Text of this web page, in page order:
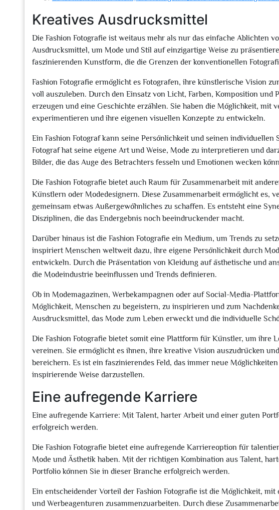
Kreatives Ausdrucksmittel
Die Fashion Fotografie ist weitaus mehr als nur das einfache Ablichten
Ausdrucksmittel, um Mode und Stil auf einzigartige Weise zu
faszinierenden Kunstform, die die Grenzen der konventionellen
Fashion Fotografie ermöglicht es Fotografen, ihre künstlerische Vision
voll auszuleben. Durch den Einsatz von Licht, Farben, Komposition und
erzeugen und eine Geschichte erzählen. Sie haben die Möglichkeit, mit
experimentieren und ihre eigenen visuellen Konzepte zu entwickeln.
Ein Fashion Fotograf kann seine Persönlichkeit und seinen individuellen
Fotograf hat seine eigene Art und Weise, Mode zu interpretieren und
Bilder, die das Auge des Betrachters fesseln und Emotionen wecken
Die Fashion Fotografie bietet auch Raum für Zusammenarbeit mit
Künstlern oder Modedesignern. Diese Zusammenarbeit ermöglicht es,
gemeinsam etwas Außergewöhnliches zu schaffen. Es entsteht eine
Disziplinen, die das Endergebnis noch beeindruckender macht.
Darüber hinaus ist die Fashion Fotografie ein Medium, um Trends zu
inspiriert Menschen weltweit dazu, ihre eigene Persönlichkeit durch
entwickeln. Durch die Präsentation von Kleidung auf ästhetische und
die Modeindustrie beeinflussen und Trends definieren.
Ob in Modemagazinen, Werbekampagnen oder auf Social-Media-
Möglichkeit, Menschen zu begeistern, zu inspirieren und zum
Ausdrucksmittel, das Mode zum Leben erweckt und die individuelle
Die Fashion Fotografie bietet somit eine Plattform für Künstler, um ihre
vereinen. Sie ermöglicht es ihnen, ihre kreative Vision auszudrücken
bereichern. Es ist ein faszinierendes Feld, das immer neue
inspirierende Weise darzustellen.
Eine aufregende Karriere
Eine aufregende Karriere: Mit Talent, harter Arbeit und einer guten
erfolgreich werden.
Die Fashion Fotografie bietet eine aufregende Karriereoption für
Mode und Ästhetik haben. Mit der richtigen Kombination aus Talent,
Portfolio können Sie in dieser Branche erfolgreich werden.
Ein entscheidender Vorteil der Fashion Fotografie ist die Möglichkeit,
und Werbeagenturen zusammenzuarbeiten. Durch diese